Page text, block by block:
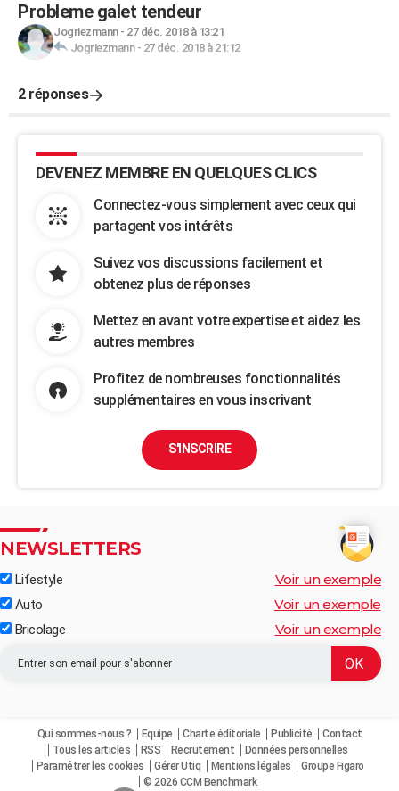
Probleme galet tendeur
Jogriezmann- 27 déc. 2018 à 13:21
Jogriezmann- 27 déc. 2018 à 21:12
2 réponses
DEVENEZ MEMBRE EN QUELQUES CLICS
Connectez-vous simplement avec ceux qui
partagent vos intérêts
Suivez vos discussions facilement et
obtenez plus de réponses
Mettez en avant votre expertise et aidez les
autres membres
Profitez de nombreuses fonctionnalités
supplémentaires en vous inscrivant
S'INSCRIRE
NEWSLETTERS
Lifestyle Voir un exemple
Auto Voir un exemple
Bricolage Voir un exemple
Qui sommes-nous ? Equipe Charte éditoriale Publicité
Contact
Tous les articles
RSS Recrutement
Données personnelles
Paramétrer les cookies
Gérer Utiq Mentions légales
Groupe Figaro
© 2026 CCM Benchmark